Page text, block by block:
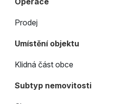
Prodej
Umístění objektu
Klidná část obce
Subtyp nemovitosti